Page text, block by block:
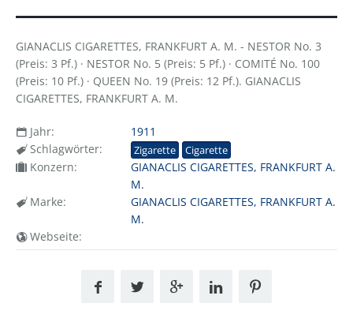
GIANACLIS CIGARETTES, FRANKFURT A. M. - NESTOR No. 3
(Preis: 3 Pf.) · NESTOR No. 5 (Preis: 5 Pf.) · COMITÉ No. 100
(Preis: 10 Pf.) · QUEEN No. 19 (Preis: 12 Pf.). GIANACLIS
CIGARETTES, FRANKFURT A. M.
Jahr:
1911
Schlagwörter:
Zigarette Cigarette
Konzern:
GIANACLIS CIGARETTES, FRANKFURT A.
M.
Marke:
GIANACLIS CIGARETTES, FRANKFURT A.
M.
Webseite: